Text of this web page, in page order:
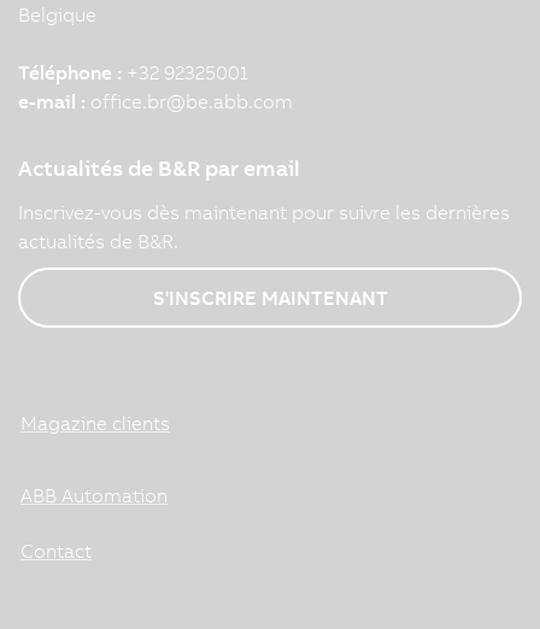
Belgique
Téléphone : +32 92325001
e-mail : office.br@be.abb.com
Actualités de B&R par email
Inscrivez-vous dès maintenant pour suivre les dernières
actualités de B&R.
S'INSCRIRE MAINTENANT
Magazine clients
ABB Automation
Contact